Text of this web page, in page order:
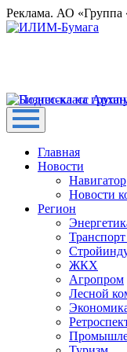
Реклама. АО
Главная
Новости
Навигатор
Новости
Регион
Транспорт
ЖКХ
Агропром
Лесной